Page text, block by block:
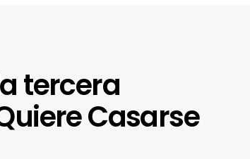
tercera
Casarse